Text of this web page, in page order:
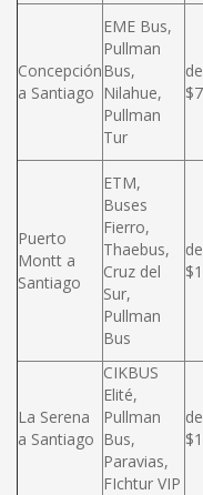
Concepción
a Santiago
EME Bus,
Pullman
Bus,
Nilahue,
Pullman
Tur
Puerto
Montt a
Santiago
ETM,
Buses
Fierro,
Thaebus,
Cruz del
Sur,
Pullman
Bus
La Serena
a Santiago
CIKBUS
Elité,
Pullman
Bus,
Paravias,
FIchtur VIP